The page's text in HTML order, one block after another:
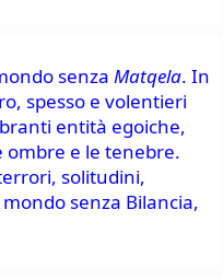
senza Matqela. In
spesso e volentieri
entità egoiche,
ombre e le tenebre.
solitudini,
senza Bilancia,